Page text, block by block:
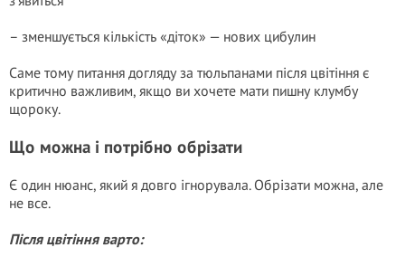
– зменшується кількість «діток» — нових цибулин
Саме тому питання догляду за тюльпанами після цвітіння є
критично важливим, якщо ви хочете мати пишну клумбу
щороку.
Що можна і потрібно обрізати
Є один нюанс, який я довго ігнорувала. Обрізати можна, але
не все.
Після цвітіння варто: